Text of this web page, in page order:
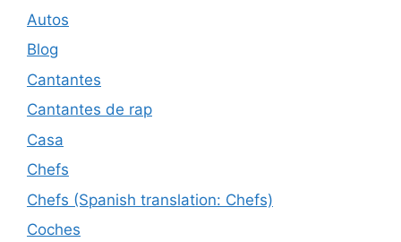
Autos
Blog
Cantantes
Cantantes de rap
Casa
Chefs
Chefs (Spanish translation: Chefs)
Coches